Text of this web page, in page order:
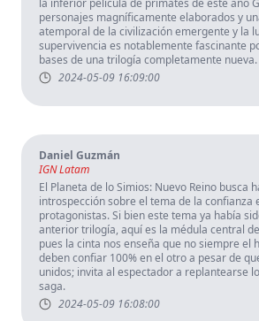
la inferior película de primates de este año
personajes magníficamente elaborados y
atemporal de la civilización emergente y la
supervivencia es notablemente fascinante
bases de una trilogía completamente nueva.
2024-05-09 16:09:00
Daniel Guzmán
IGN Latam
El Planeta de lo Simios: Nuevo Reino busca
introspección sobre el tema de la confianza
protagonistas. Si bien este tema ya había
anterior trilogía, aquí es la médula central
pues la cinta nos enseña que no siempre el
deben confiar 100% en el otro a pesar de
unidos; invita al espectador a replantearse
saga.
2024-05-09 16:08:00